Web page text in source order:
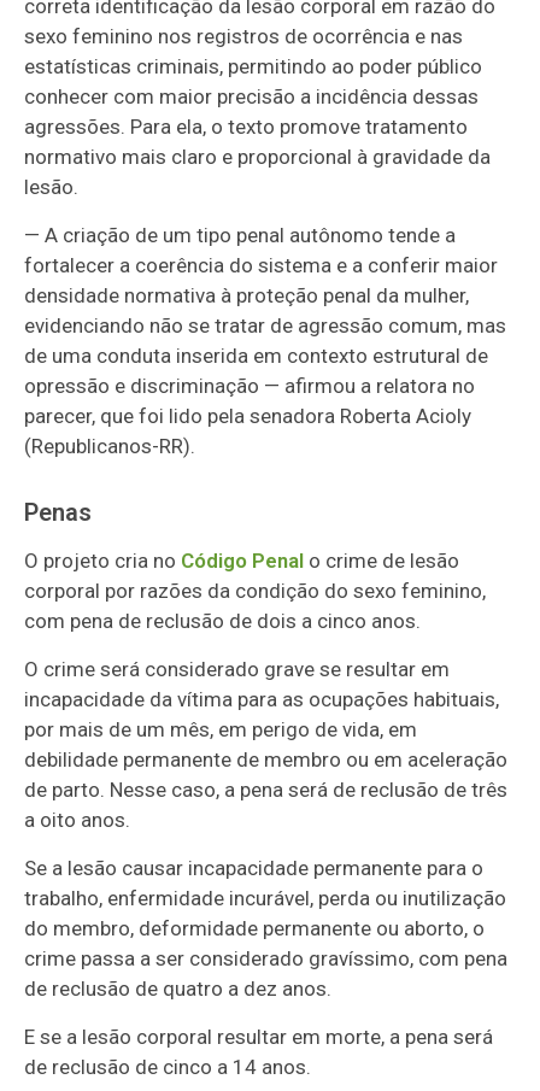
correta identificação da lesão corporal em razão do
sexo feminino nos registros de ocorrência e nas
estatísticas criminais, permitindo ao poder público
conhecer com maior precisão a incidência dessas
agressões. Para ela, o texto promove tratamento
normativo mais claro e proporcional à gravidade da
lesão.
— A criação de um tipo penal autônomo tende a
fortalecer a coerência do sistema e a conferir maior
densidade normativa à proteção penal da mulher,
evidenciando não se tratar de agressão comum, mas
de uma conduta inserida em contexto estrutural de
opressão e discriminação — afirmou a relatora no
parecer, que foi lido pela senadora Roberta Acioly
(Republicanos-RR).
Penas
O projeto cria no Código Penal o crime de lesão
corporal por razões da condição do sexo feminino,
com pena de reclusão de dois a cinco anos.
O crime será considerado grave se resultar em
incapacidade da vítima para as ocupações habituais,
por mais de um mês, em perigo de vida, em
debilidade permanente de membro ou em aceleração
de parto. Nesse caso, a pena será de reclusão de três
a oito anos.
Se a lesão causar incapacidade permanente para o
trabalho, enfermidade incurável, perda ou inutilização
do membro, deformidade permanente ou aborto, o
crime passa a ser considerado gravíssimo, com pena
de reclusão de quatro a dez anos.
E se a lesão corporal resultar em morte, a pena será
de reclusão de cinco a 14 anos.